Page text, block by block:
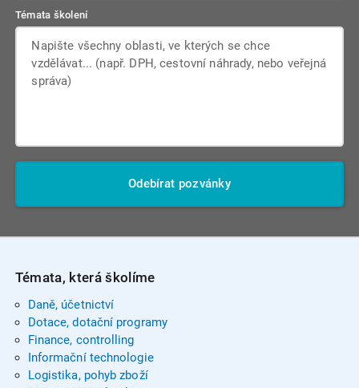
Témata školení
Odebírat pozvánky
Témata, která školíme
Daně, účetnictví
Dotace, dotační programy
Finance, controlling
Informační technologie
Logistika, pohyb zboží